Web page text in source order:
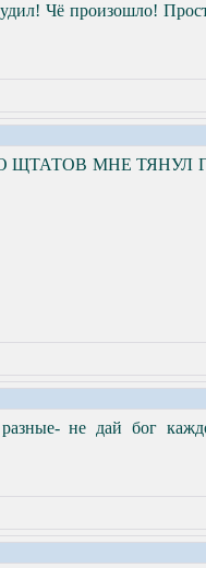
Чё произошло!
ЩТАТОВ МНЕ ТЯНУЛ
не дай бог